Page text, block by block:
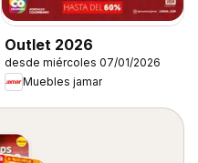
Outlet 2026
desde miércoles 07/01/2026
Muebles jamar